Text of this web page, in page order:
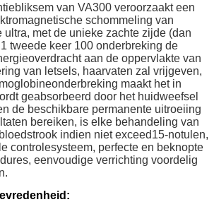
van VA300 veroorzaakt een
schommeling van
ultra, met de unieke zachte zijde (dan
tweede keer 100 onderbreking de
aan de oppervlakte van
van letsels, haarvaten zal vrijgeven,
maakt het in
geabsorbeerd door het huidweefsel
de beschikbare permanente uitroeiing
bereiken, is elke behandeling van
indien niet exceed15-notulen,
controlesysteem, perfecte en beknopte
eenvoudige verrichting voordelig